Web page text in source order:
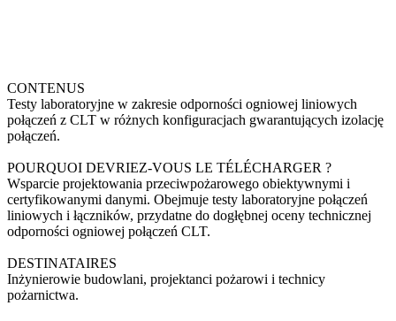
CONTENUS
Testy laboratoryjne w zakresie odporności ogniowej liniowych
połączeń z CLT w różnych konfiguracjach gwarantujących izolację
połączeń.
POURQUOI DEVRIEZ-VOUS LE TÉLÉCHARGER ?
Wsparcie projektowania przeciwpożarowego obiektywnymi i
certyfikowanymi danymi. Obejmuje testy laboratoryjne połączeń
liniowych i łączników, przydatne do dogłębnej oceny technicznej
odporności ogniowej połączeń CLT.
DESTINATAIRES
Inżynierowie budowlani, projektanci pożarowi i technicy
pożarnictwa.